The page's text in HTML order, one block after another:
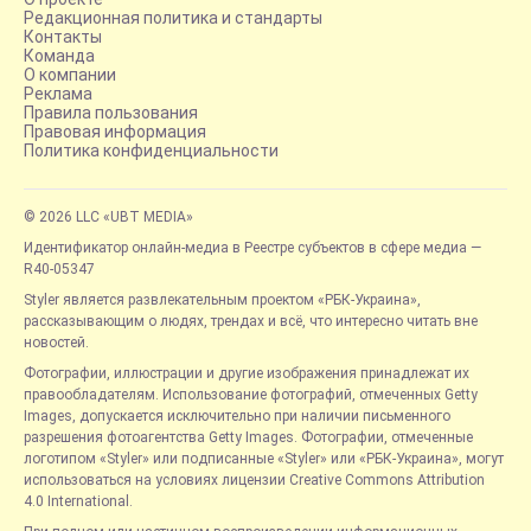
Редакционная политика и стандарты
Контакты
Команда
О компании
Реклама
Правила пользования
Правовая информация
Политика конфиденциальности
© 2026 LLC «UBT MEDIA»
Идентификатор онлайн-медиа в Реестре субъектов в сфере медиа —
R40-05347
Styler является развлекательным проектом «РБК-Украина»,
рассказывающим о людях, трендах и всё, что интересно читать вне
новостей.
Фотографии, иллюстрации и другие изображения принадлежат их
правообладателям. Использование фотографий, отмеченных Getty
Images, допускается исключительно при наличии письменного
разрешения фотоагентства Getty Images. Фотографии, отмеченные
логотипом «Styler» или подписанные «Styler» или «РБК-Украина», могут
использоваться на условиях лицензии Creative Commons Attribution
4.0 International.